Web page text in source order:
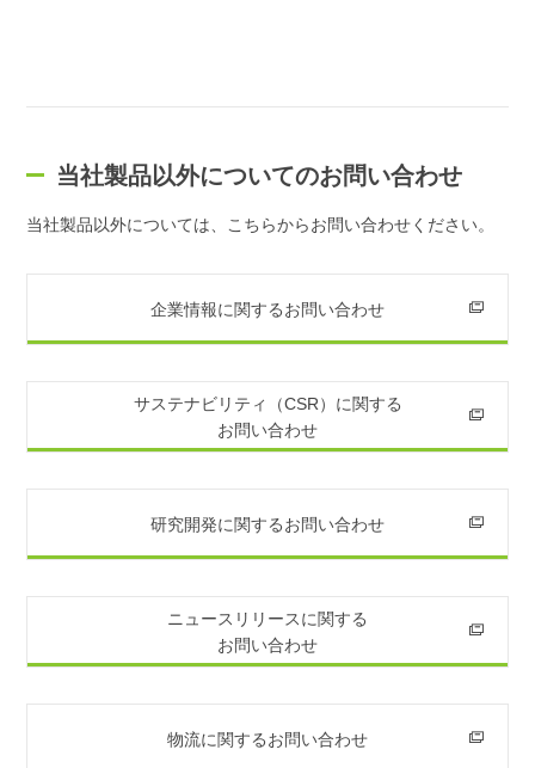
当社製品以外についてのお問い合わせ
当社製品以外については、こちらからお問い合わせください。
企業情報に関するお問い合わせ
サステナビリティ（CSR）に関する
お問い合わせ
研究開発に関するお問い合わせ
ニュースリリースに関する
お問い合わせ
物流に関するお問い合わせ